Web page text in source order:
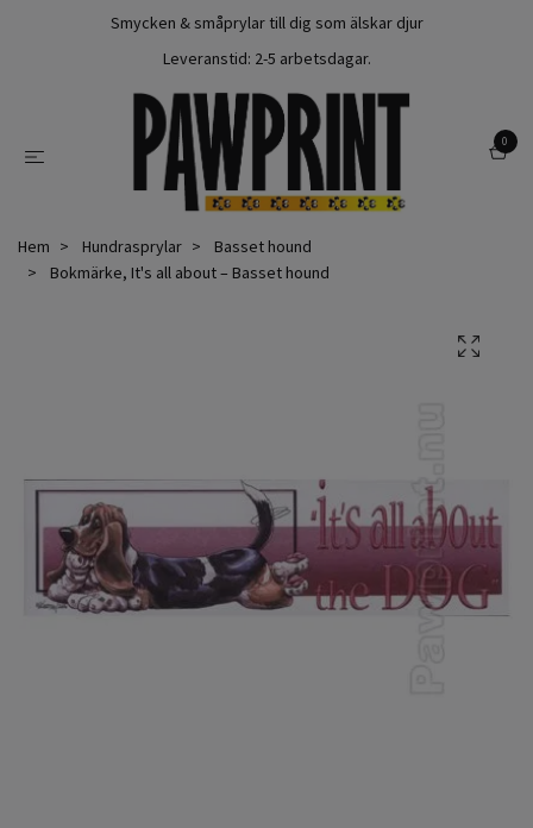
Smycken & småprylar till dig som älskar djur
Leveranstid: 2-5 arbetsdagar.
0
Hem Hundrasprylar
Basset hound
Bokmärke, It's all about – Basset hound